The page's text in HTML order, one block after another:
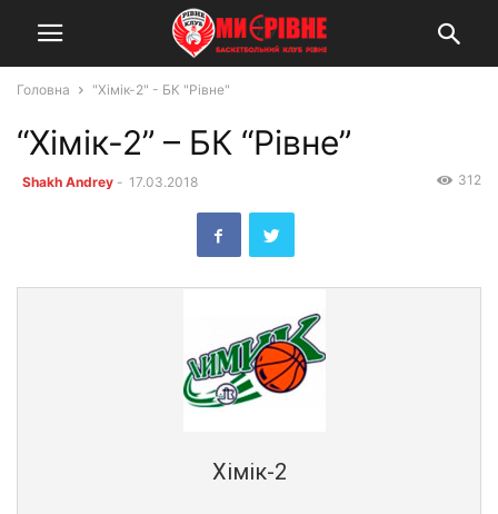
Головна "Хімік-2" - БК "Рівне"
“Хімік-2” – БК “Рівне”
Shakh Andrey - 17.03.2018 312
Хімік-2